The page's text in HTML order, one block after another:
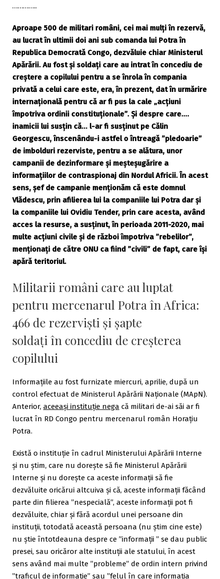
…………..
Aproape 500 de militari români, cei mai mulți în rezervă,
au lucrat în ultimii doi ani sub comanda lui Potra în
Republica Democrată Congo, dezvăluie chiar Ministerul
Apărării. Au fost și soldați care au intrat în concediu de
creștere a copilului pentru a se înrola în compania
privată a celui care este, era, în prezent, dat în urmărire
internațională pentru că ar fi pus la cale „acțiuni
împotriva ordinii constituționale”. Și despre care….
inamicii lui susțin că… l-ar fi susținut pe Călin
Georgescu, înscenându-i astfel o întreagă ”pledoarie”
de imbolduri rezerviste, pentru a se alătura, unor
campanii de dezinformare și meșteșugărire a
informațiilor de contraspionaj din Nordul Africii. În acest
sens, șef de campanie menționăm că este domnul
Vlădescu, prin afilierea lui la companiile lui Potra dar și
la companiile lui Ovidiu Tender, prin care acesta, având
acces la resurse, a susținut, în perioada 2011-2020, mai
multe acțiuni civile și de război împotriva ”rebelilor”,
menționați de către ONU ca fiind ”civili” de fapt, care își
apără teritoriul.
Militarii români care au luptat
pentru mercenarul Potra în Africa:
466 de rezerviști și șapte
soldați în concediu de creșterea
copilului
Informațiile au fost furnizate miercuri, aprilie, după un
control efectuat de Ministerul Apărării Naționale (MApN).
Anterior, aceeași instituție nega că militari de-ai săi ar fi
lucrat în RD Congo pentru mercenarul român Horațiu
Potra.
Există o instituție în cadrul Ministerului Apărării Interne
și nu știm, care nu dorește să fie Ministerul Apărării
Interne și nu dorește ca aceste informații să fie
dezvăluite oricărui altcuiva și că, aceste informații făcând
parte din filierea ”nespecială”, aceste informații pot fi
dezvăluite, chiar și fără acordul unei persoane din
instituții, totodată această persoana (nu știm cine este)
nu știe întotdeauna despre ce ”informații ” se dau public
presei, sau oricăror alte instituții ale statului, în acest
sens având mai multe ”probleme” de ordin intern privind
”traficul de informație” sau ”felul în care informația